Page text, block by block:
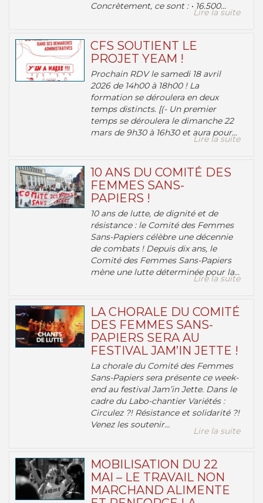
Concrètement, ce sont : • 16.500...
Lire la suite
CFS SOUTIENT LE
PROJET YEAM !
Prochain RDV le samedi 18 avril
2026 de 14h00 à 18h00 ! La
formation se déroulera en deux
temps distincts. [(- Un premier
temps se déroulera le dimanche 22
mars de 9h30 à 16h30 et aura pour...
Lire la suite
10 ANS DU COMITÉ DES
FEMMES SANS-
PAPIERS !
10 ans de lutte, de dignité et de
résistance : le Comité des Femmes
Sans-Papiers célèbre une décennie
de combats ! Depuis dix ans, le
Comité des Femmes Sans-Papiers
mène une lutte déterminée pour la...
Lire la suite
LA CHORALE DU COMITÉ
DES FEMMES SANS-
PAPIERS SERA AU
FESTIVAL JAM’IN JETTE !
La chorale du Comité des Femmes
Sans-Papiers sera présente ce week-
end au festival Jam’in Jette. Dans le
cadre du Labo-chantier Variétés :
Circulez ?! Résistance et solidarité ?!
Venez les soutenir...
Lire la suite
MOBILISATION DU 22
MAI – LE TRAVAIL NON
MARCHAND ALIMENTE